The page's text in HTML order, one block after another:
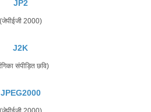
JP2
(जेपीईजी 2000)
J2K
संपीड़ित छवि)
JPEG2000